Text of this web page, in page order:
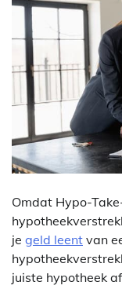
Omdat Hypo-
je geld leent van
juiste hypotheek